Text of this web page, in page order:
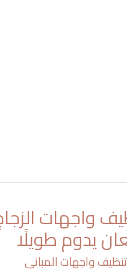
واجهات
يدوم طويلًا
تنظيف واجهات المباني